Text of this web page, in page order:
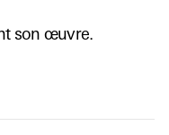
son œuvre.